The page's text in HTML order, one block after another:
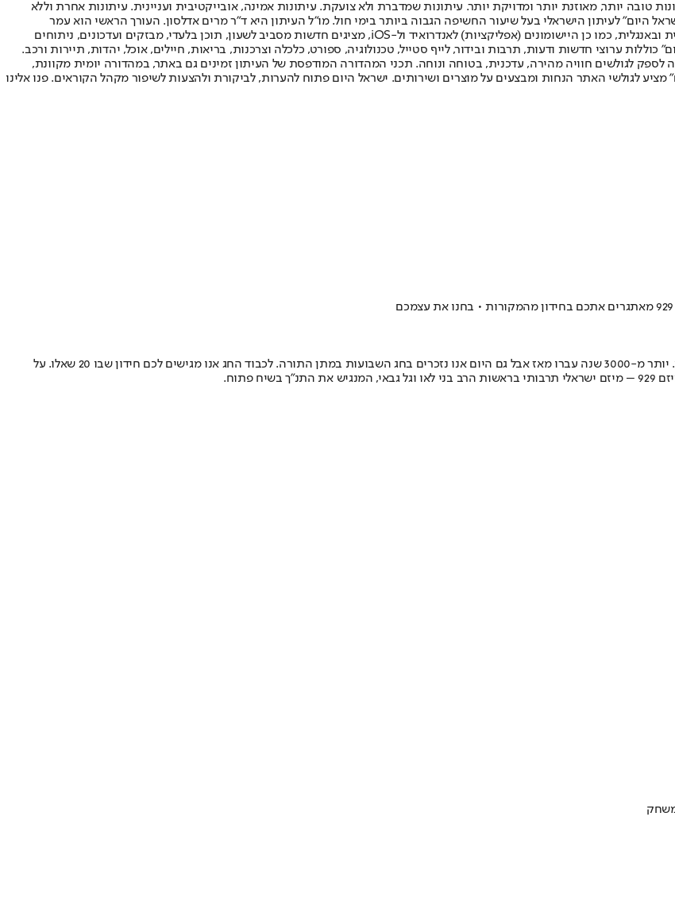
טובה יותר, מאוזנת יותר ומדויקת יותר. עיתונות שמדברת ולא צועקת. עיתונות אמינה, אובייקטיבית ועניינית. עיתונות אחרת וללא
המודפסת הראשונה פורסמה ב-30 ביולי 2007, וב-2010 הפך "ישראל היום" לעיתון הישראלי בעל שיעור החשיפה הגבוה ביותר בימי חול. מו"ל העיתון היא ד"ר מרים אדלסון. העורך הראשי הוא עמר
לחמנוביץ, והעורך המייסד הוא עמוס רגב. אתרי האינטרנט של "ישראל היום" בעברית ובאנגלית, כמו כן היישומונים (אפליקציות) לאנדרואיד ול-iOS, מציגים חדשות מסביב לשעון, תוכן בלעדי, מבזקים ועדכונים, ניתוחים
כוללות ערוצי חדשות ודעות, תרבות ובידור, לייף סטייל, טכנולוגיה, ספורט, כלכלה וצרכנות, בריאות, חיילים, אוכל, יהדות, תיירות ורכב.
לספק לגולשים חוויה מהירה, עדכנית, בטוחה ונוחה. תכני המהדורה המודפסת של העיתון זמינים גם באתר, במהדורה יומית מקוונת,
לגולשי האתר הנחות ומבצעים על מוצרים ושירותים. ישראל היום פתוח להערות, לביקורת ולהצעות לשיפור מקהל הקוראים. פנו אלינו
על-פי המסורת היהודית בחג השבועות ניתנו עשרת הדברות לעם ישראל בהר סיני. יותר מ-3000 שנה עברו מאז אבל גם היום אנו נזכרים בחג השבועות במתן התורה. לכבוד החג אנו מגישים לכם חידון שבו 20 שאלו. על
פתוח.